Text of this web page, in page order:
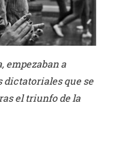
empezaban a
dictatoriales que se
el triunfo de la